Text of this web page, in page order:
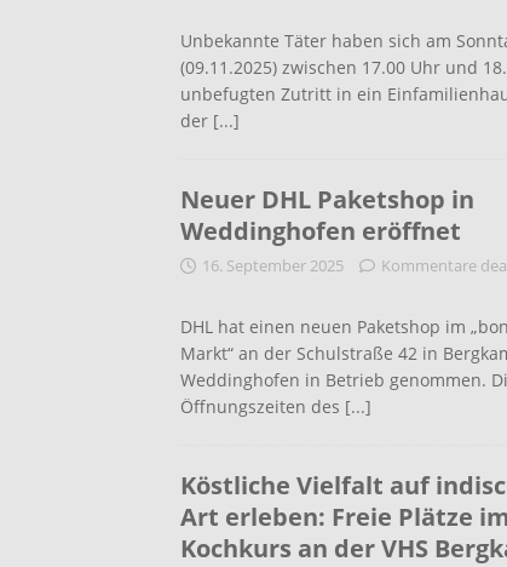
Unbekannte Täter haben sich am
(09.11.2025) zwischen 17.00 Uhr und
unbefugten Zutritt in ein
der [...]
Neuer DHL Paketshop in
Weddinghofen eröffnet
16. September 2025 Kommentare
DHL hat einen neuen Paketshop im
Markt“ an der Schulstraße 42 in
Weddinghofen in Betrieb genommen.
Öffnungszeiten des [...]
Köstliche Vielfalt auf
Art erleben: Freie Plätze im
Kochkurs an der VHS